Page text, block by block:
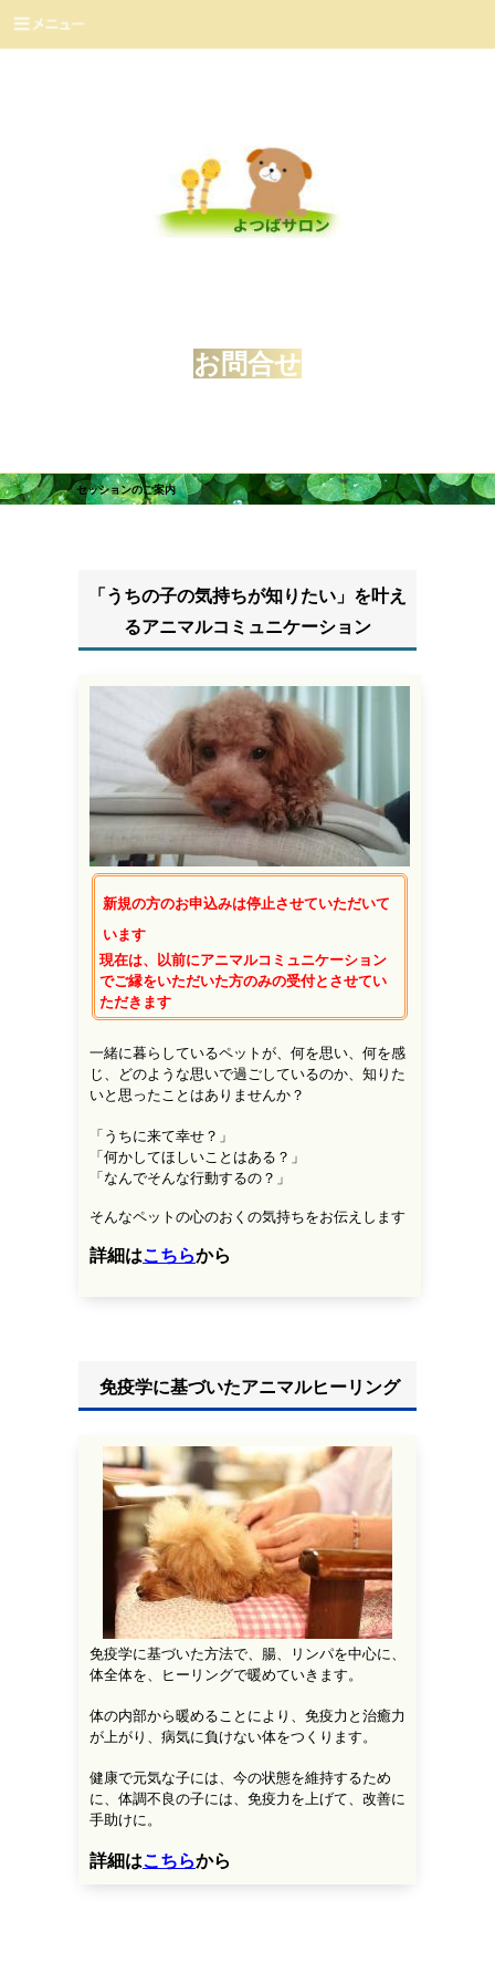
お問合せ
セッションのご案内
「うちの子の気持ちが知りたい」を叶え
るアニマルコミュニケーション
新規の方のお申込みは停止させていただいて
います
現在は、以前にアニマルコミュニケーション
でご縁をいただいた方のみの受付とさせてい
ただきます
一緒に暮らしているペットが、 何を思い、何を感
じ、
どのような思いで過ごしているのか、 知りた
いと思ったことはありませんか？
「うちに来て幸せ？」
「何かしてほしいことはある？」
「なんでそんな行動するの？」
そんなペットの心のおくの気持ちをお伝えします
詳細はこちらから
免疫学に基づいたアニマルヒーリング
免疫学に基づいた方法で、腸、リンパを中心に、
体全体を、ヒーリングで暖めていきます。
体の内部から暖めることにより、 免疫力と治癒力
が上がり、 病気に負けない体をつくります。
健康で元気な子には、今の状態を維持するため
に、 体調不良の子には、免疫力を上げて、改善に
手助けに。
詳細はこちらから